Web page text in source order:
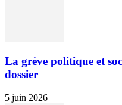
La grève politique et
dossier
5 juin 2026